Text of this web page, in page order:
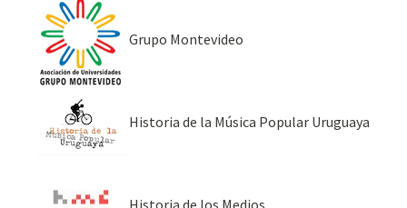
Grupo Montevideo
Historia de la Música Popular Uruguaya